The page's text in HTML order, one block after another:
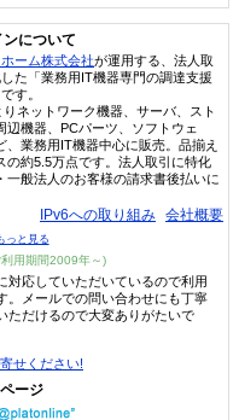
について
ーム株式会社が運用する、法人取
た「業務用IT機器専門の調達支援
す。
りネットワーク機器、サーバ、スト
辺機器、PCパーツ、ソフトウェ
、業務用IT機器中心に販売。品揃え
の約5.5万点です。法人取引に特化
一般法人のお客様の請求書後払いに
IPv6への取り組み 会社概要
っと見る
用期間2009年～)
対応していただいているので利用
。メールでの問い合わせにも丁寧
ただけるので大変ありがたいで
せください!
ージ